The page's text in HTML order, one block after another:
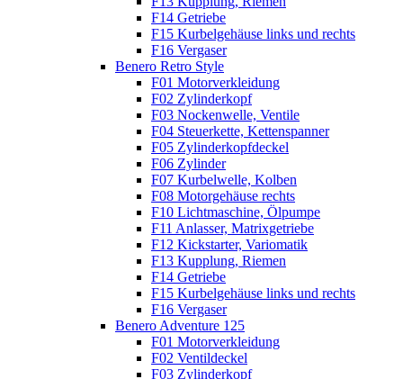
F14 Getriebe
F15 Kurbelgehäuse links und rechts
F16 Vergaser
Benero Retro Style
F01 Motorverkleidung
F02 Zylinderkopf
F03 Nockenwelle, Ventile
F04 Steuerkette, Kettenspanner
F05 Zylinderkopfdeckel
F06 Zylinder
F07 Kurbelwelle, Kolben
F08 Motorgehäuse rechts
F10 Lichtmaschine, Ölpumpe
F11 Anlasser, Matrixgetriebe
F12 Kickstarter, Variomatik
F13 Kupplung, Riemen
F14 Getriebe
F15 Kurbelgehäuse links und rechts
F16 Vergaser
Benero Adventure 125
F01 Motorverkleidung
F02 Ventildeckel
F03 Zylinderkopf